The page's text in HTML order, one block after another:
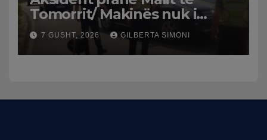
Tomorrit/ Makinës nuk i
punuan frenat dhe doli nga
rruga, plagosen 7 persona,
dy në gjendje të rëndë te
7 GUSHT, 2026 GILBERTA SIMONI